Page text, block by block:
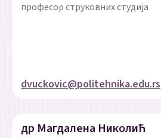
професор струковних студија
dvuckovic@politehnika.edu.rs
др Магдалена Николић